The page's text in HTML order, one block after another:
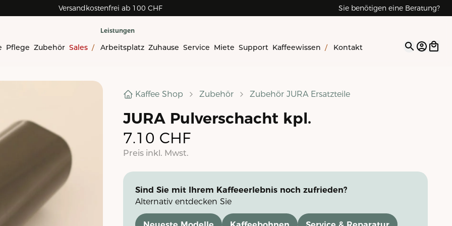
Versandkostenfrei ab 100 CHF Sie benötigen eine Beratung?
Pflege Zubehör Sales /
Leistungen
Arbeitsplatz Zuhause Service Miete Support Kaffeewissen / Kontakt Open
Kaffee Shop Zubehör Zubehör JURA Ersatzteile
JURA Pulverschacht kpl.
7.10 CHF
Preis inkl. Mwst.
Sind Sie mit Ihrem Kaffeeerlebnis noch zufrieden?
Alternativ entdecken Sie